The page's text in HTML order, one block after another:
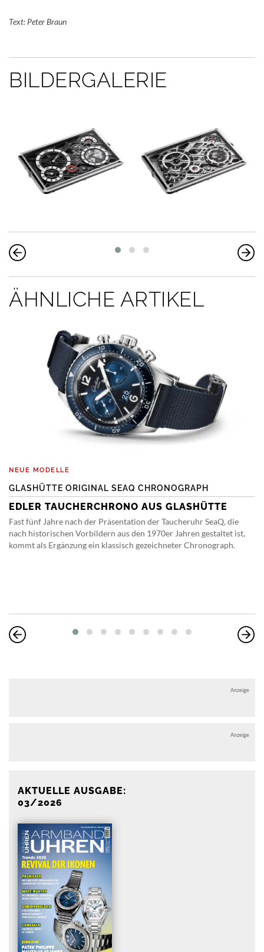
Text: Peter Braun
BILDERGALERIE
ÄHNLICHE ARTIKEL
NEUE MODELLE
GLASHÜTTE ORIGINAL SEAQ CHRONOGRAPH
EDLER TAUCHERCHRONO AUS GLASHÜTTE
Fast fünf Jahre nach der Präsentation der Taucheruhr SeaQ, die
nach historischen Vorbildern aus den 1970er Jahren gestaltet ist,
kommt als Ergänzung ein klassisch gezeichneter Chronograph.
Anzeige
Anzeige
AKTUELLE AUSGABE:
03/2026